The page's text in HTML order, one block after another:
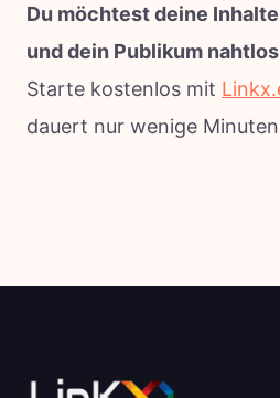
Du möchtest deine
und dein Publikum
Starte kostenlos mit
dauert nur wenige